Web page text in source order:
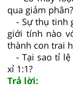
qua giảm phân?
- Sự thụ tinh
giới tính nào
thành con trai
- Tại sao tỉ lệ
xỉ 1:1?
Trả lời: